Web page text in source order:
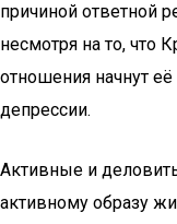
причиной ответной
несмотря на то, что
отношения начнут
депрессии.
Активные и
активному образу